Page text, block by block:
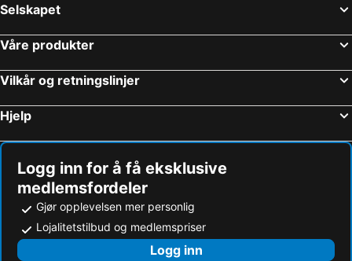
Selskapet
Våre produkter
Vilkår og retningslinjer
Hjelp
Logg inn for å få eksklusive
medlemsfordeler
Gjør opplevelsen mer personlig
Lojalitetstilbud og medlemspriser
Logg inn